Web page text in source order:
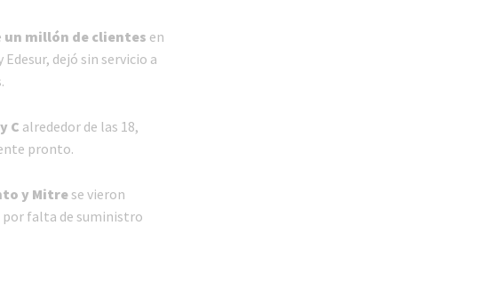
un millón de clientes en
dejó sin servicio a
C alrededor de las 18,
pronto.
y Mitrese vieron
por falta de suministro